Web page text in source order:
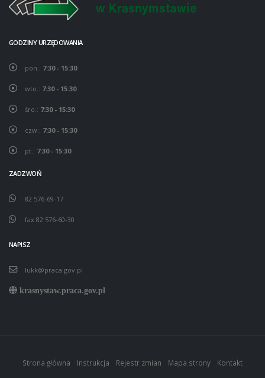
GODZINY URZĘDOWANIA
pon.: 7:30 - 15:30
wto.: 7:30 - 15:30
śro.: 7:30 - 15:30
czw.: 7:30 - 15:30
pt.: 7:30 - 15:30
ZADZWOŃ
82 576-69-17
fax 82 576-60-30
NAPISZ
lukk@praca.gov.pl
krasnystaw.praca.gov.pl
Strona główna Instrukcja Rejestr zmian Mapa strony Kontakt